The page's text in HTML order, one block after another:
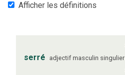
Afficher les définitions
serré adjectif masculin singulier